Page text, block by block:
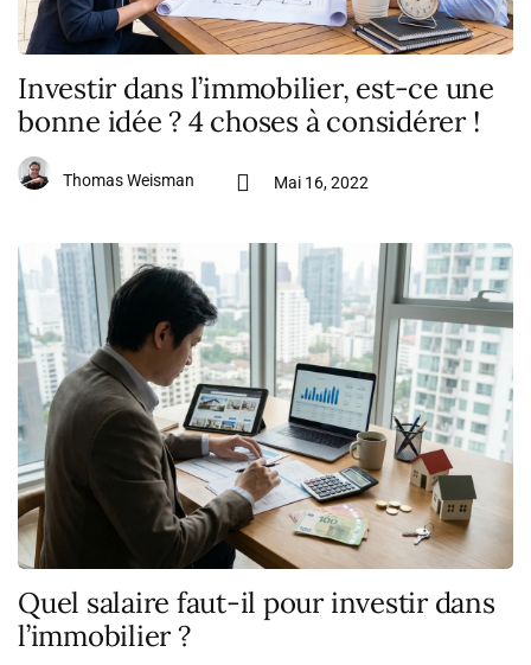
Investir dans l’immobilier, est-ce une
bonne idée ? 4 choses à considérer !
Thomas Weisman Mai 16, 2022
Quel salaire faut-il pour investir dans
l’immobilier ?